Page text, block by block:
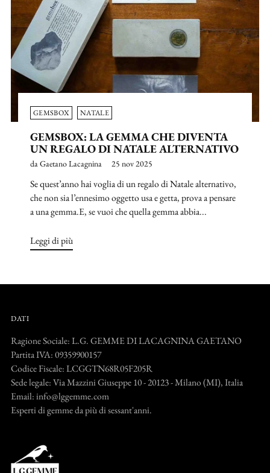
GEMSBOX NATALE
GEMSBOX: LA GEMMA CHE DIVENTA
UN REGALO DI NATALE ALTERNATIVO
da Gaetano Lacagnina 25 nov 2025
Se quest’anno hai voglia di un regalo di Natale alternativo,
che non sia l’ennesimo oggetto usa e getta, prova a pensare
a una gemma.E, se vuoi che quella gemma abbia...
Leggi di più
DATI
Ragione Sociale: L.G. GEMME DI LACAGNINA GAETANO
Partita IVA: 09359900157
Codice Fiscale: LCGGTN68R05F205R
Sede legale: Via Mazzini Giuseppe 10 - 20123 - Milano (MI), Italia
Email: info@lggemme.com
Esperti di gemme da più di sessant'anni.